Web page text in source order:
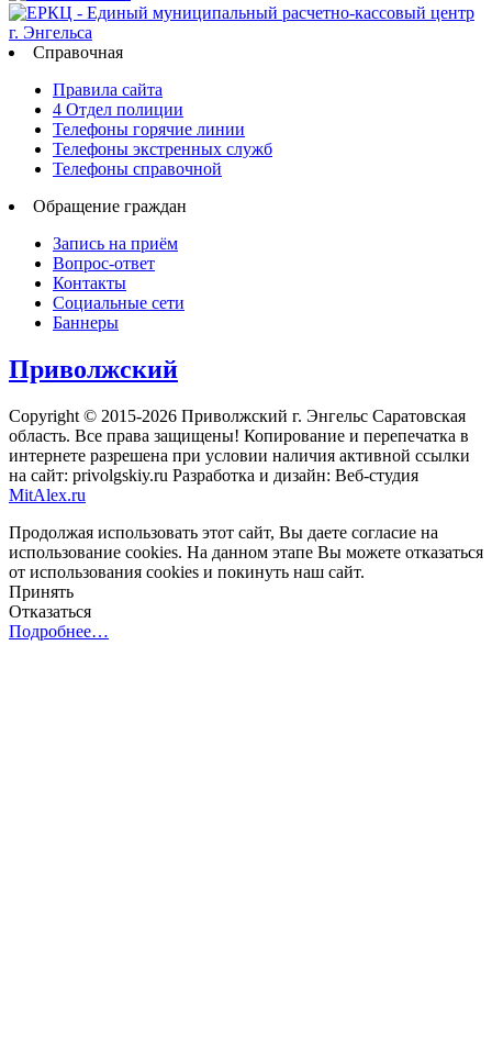
Справочная
Правила сайта
4 Отдел полиции
Телефоны горячие линии
Телефоны экстренных служб
Телефоны справочной
Обращение граждан
Запись на приём
Вопрос-ответ
Контакты
Социальные сети
Баннеры
Приволжский
Copyright © 2015-2026 Приволжский г. Энгельс Саратовская
область. Все права защищены! Копирование и перепечатка в
интернете разрешена при условии наличия активной ссылки
на сайт: privolgskiy.ru Разработка и дизайн: Веб-студия
MitAlex.ru
Продолжая использовать этот сайт, Вы даете согласие на
использование cookies. На данном этапе Вы можете отказаться
от использования cookies и покинуть наш сайт.
Принять
Отказаться
Подробнее…